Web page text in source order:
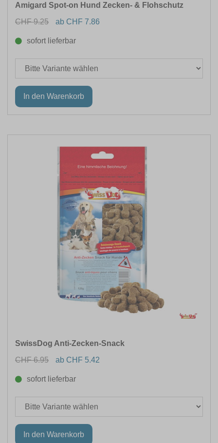
Amigard Spot-on Hund Zecken- & Flohschutz
CHF 9.25
ab CHF 7.86
sofort lieferbar
SwissDog Anti-Zecken-Snack
CHF 6.95
ab CHF 5.42
sofort lieferbar